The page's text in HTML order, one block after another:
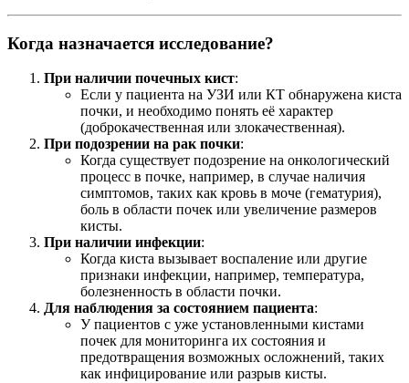
Когда назначается исследование?
При наличии почечных кист:
Если у пациента на УЗИ или КТ обнаружена киста
почки, и необходимо понять её характер
(доброкачественная или злокачественная).
При подозрении на рак почки:
Когда существует подозрение на онкологический
процесс в почке, например, в случае наличия
симптомов, таких как кровь в моче (гематурия),
боль в области почек или увеличение размеров
кисты.
При наличии инфекции:
Когда киста вызывает воспаление или другие
признаки инфекции, например, температура,
болезненность в области почки.
Для наблюдения за состоянием пациента:
У пациентов с уже установленными кистами
почек для мониторинга их состояния и
предотвращения возможных осложнений, таких
как инфицирование или разрыв кисты.